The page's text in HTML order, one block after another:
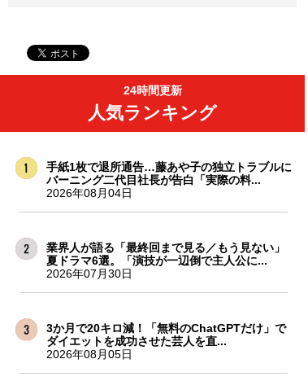
24時間更新
人気ランキング
手紙1枚で退所通告…藤あや子の独立トラブルに
バーニング二代目社長が告白「実際の料...
2026年08月04日
業界人が語る「最終回まで見る／もう見ない」
夏ドラマ6選。「演技が一辺倒で主人公に...
2026年07月30日
3か月で20キロ減！「無料のChatGPTだけ」で
ダイエットを成功させた芸人を直...
2026年08月05日